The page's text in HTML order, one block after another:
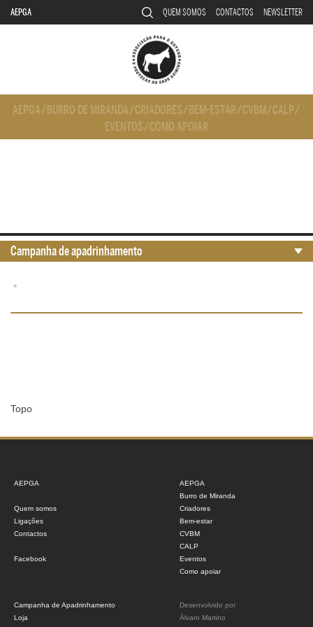
AEPGA QUEM SOMOS CONTACTOS NEWSLETTER
AEPGA/ BURRO DE MIRANDA/CRIADORES/ BEM-ESTAR/CVBM/CALP/
EVENTOS/COMO APOIAR
•
Topo
Campanha de apadrinhamento
AEPGA
Quem somos
Ligações
Contactos
Facebook
AEPGA
Burro de Miranda
Criadores
Bem-estar
CVBM
CALP
Eventos
Como apoiar
Campanha de Apadrinhamento
Loja
Desenvolvido por
Álvaro Martino